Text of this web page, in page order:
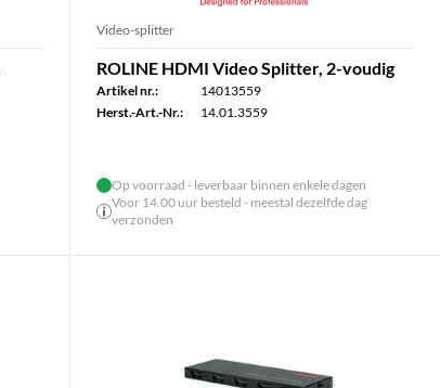
Video-splitter
ROLINE HDMI Video Splitter, 2-voudig
Artikel nr.:
14013559
Herst.-Art.-Nr.:
14.01.3559
Op voorraad - leverbaar binnen enkele dagen
Voor 14.00 uur besteld - meestal dezelfde dag
verzonden